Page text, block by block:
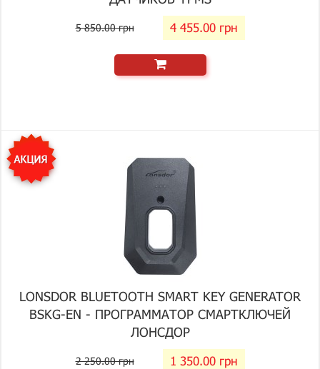
5 850.00 грн 4 455.00 грн
LONSDOR BLUETOOTH SMART KEY GENERATOR
BSKG-EN - ПРОГРАММАТОР СМАРТКЛЮЧЕЙ
ЛОНСДОР
2 250.00 грн 1 350.00 грн